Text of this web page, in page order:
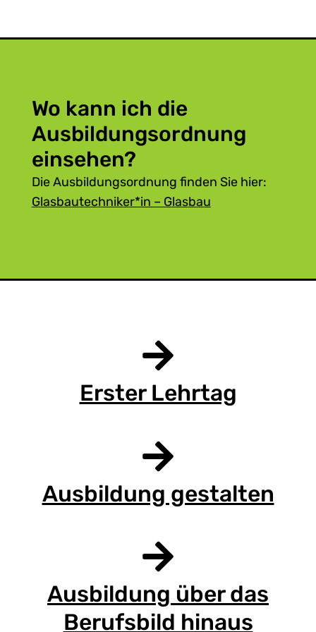
Wo kann ich die
Ausbildungsordnung
einsehen?
Die Ausbildungsordnung finden Sie hier:
Glasbautechniker*in – Glasbau
Erster Lehrtag
Ausbildung gestalten
Ausbildung über das
Berufsbild hinaus